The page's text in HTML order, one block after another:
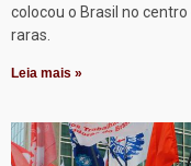
colocou o Brasil no
raras.
Leia mais »